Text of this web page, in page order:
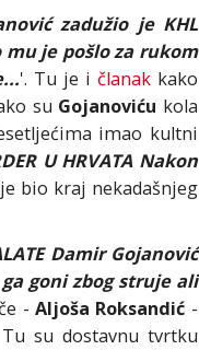
zadužio je KHL
mu je pošlo za rukom
'. Tu je i članak kako
su Gojanoviću kola
imao kultni
U HRVATA Nakon
bio kraj nekadašnjeg
Damir Gojanović
goni zbog struje ali
-Aljoša Roksandić -
su dostavnu tvrtku